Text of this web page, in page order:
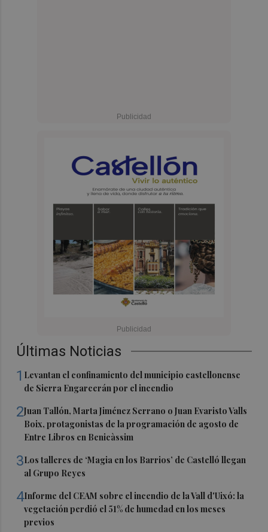
Últimas Noticias
1 Levantan el confinamiento del municipio castellonense
de Sierra Engarcerán por el incendio
2Juan Tallón, Marta Jiménez Serrano o Juan Evaristo Valls
Boix, protagonistas de la programación de agosto de
Entre Libros en Benicàssim
3Los talleres de ‘Magia en los Barrios’ de Castelló llegan
al Grupo Reyes
4Informe del CEAM sobre el incendio de la Vall d'Uixó: la
vegetación perdió el 51% de humedad en los meses
previos